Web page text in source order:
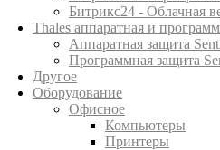
Битрикс24 - Облачная
Thales аппаратная и
Аппаратная защита
Программная защита
Другое
Оборудование
Офисное
Компьютеры
Принтеры